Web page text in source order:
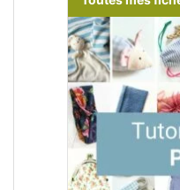
m
/
P
e
t
i
o
m
/
p
t